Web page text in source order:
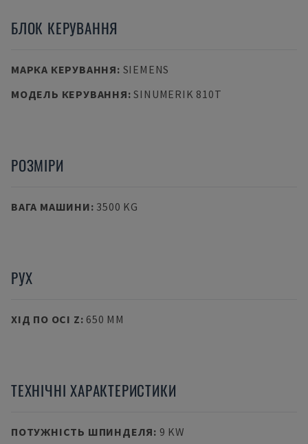
БЛОК КЕРУВАННЯ
МАРКА КЕРУВАННЯ: SIEMENS
МОДЕЛЬ КЕРУВАННЯ:SINUMERIK 810T
РОЗМІРИ
ВАГА МАШИНИ: 3500 KG
РУХ
ХІД ПО ОСІ Z: 650 MM
ТЕХНІЧНІ ХАРАКТЕРИСТИКИ
ПОТУЖНІСТЬ ШПИНДЕЛЯ: 9 KW